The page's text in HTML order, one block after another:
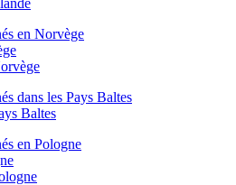
en Norvège
dans les Pays Baltes
Baltes
en Pologne